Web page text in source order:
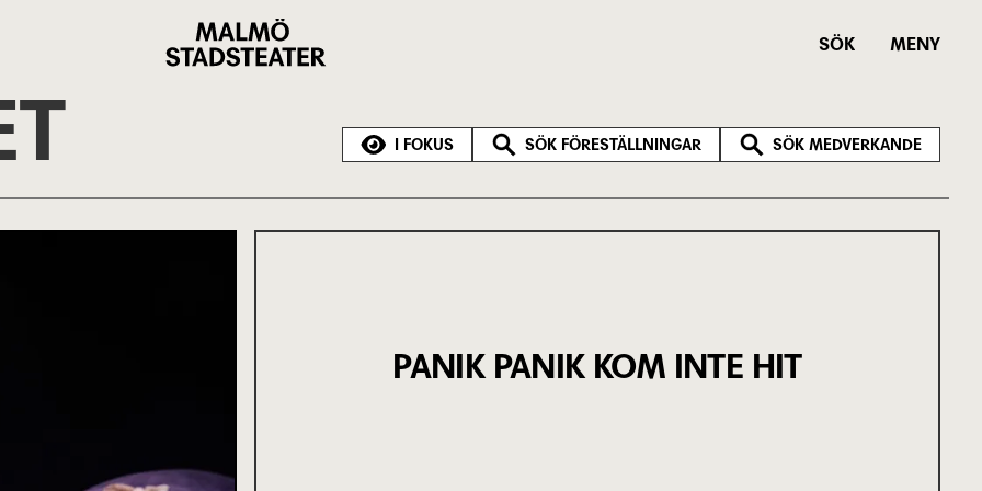
Stadsteater
SÖK MENY
I FOKUS SÖK FÖRESTÄLLNINGAR SÖK MEDVERKANDE
PANIK PANIK KOM INTE HIT